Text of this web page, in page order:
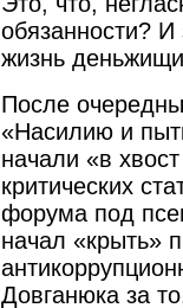
обязанности?
жизнь
После
«Насилию и
начали «в
критических
форума под
начал «крыть»
Довганюка за